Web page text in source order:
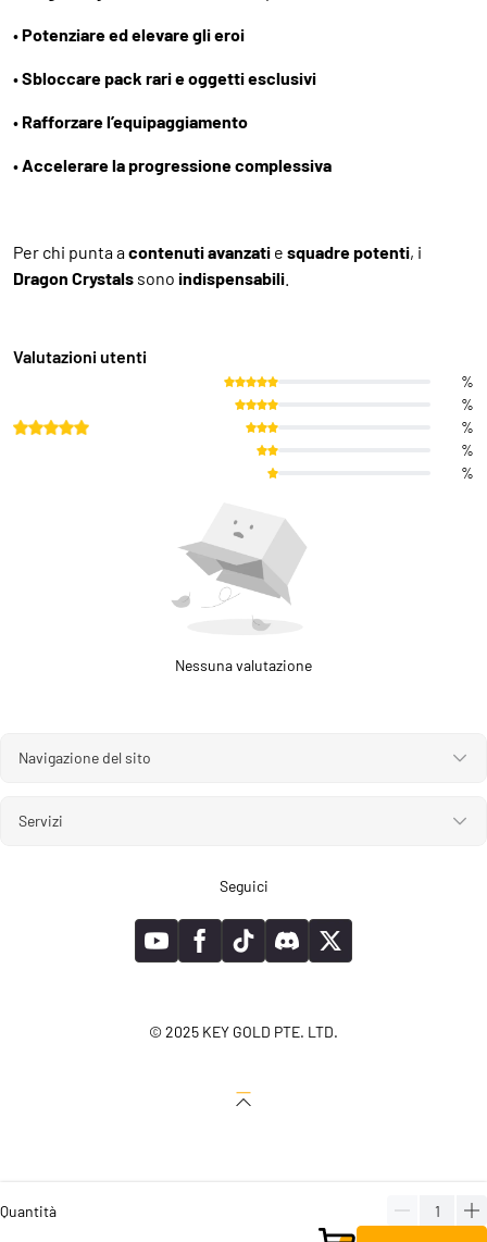
•Potenziare ed elevare gli eroi
•Sbloccare pack rari e oggetti esclusivi
• Rafforzare l’equipaggiamento
•Accelerare la progressione complessiva
Per chi punta acontenuti avanzati e squadre potenti, i
Dragon Crystals sono indispensabili
Valutazioni utenti
%
%
%
%
%
Nessuna valutazione
Navigazione del sito
Servizi
Seguici
© 2025 KEY GOLD PTE. LTD.
Quantità